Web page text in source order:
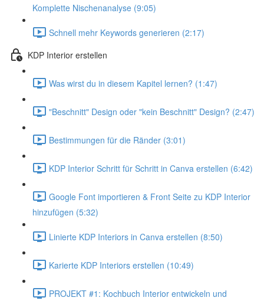
Komplette Nischenanalyse (9:05)
Schnell mehr Keywords generieren (2:17)
KDP Interior erstellen
Was wirst du in diesem Kapitel lernen? (1:47)
"Beschnitt" Design oder "kein Beschnitt" Design? (2:47)
Bestimmungen für die Ränder (3:01)
KDP Interior Schritt für Schritt in Canva erstellen (6:42)
Google Font importieren & Front Seite zu KDP Interior
hinzufügen (5:32)
Linierte KDP Interiors in Canva erstellen (8:50)
Karierte KDP Interiors erstellen (10:49)
PROJEKT #1: Kochbuch Interior entwickeln und